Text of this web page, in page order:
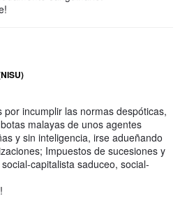
incumplir las normas despóticas,
malayas de unos agentes
y sin inteligencia, irse adueñando
Impuestos de sucesiones y
capitalista saduceo, social-